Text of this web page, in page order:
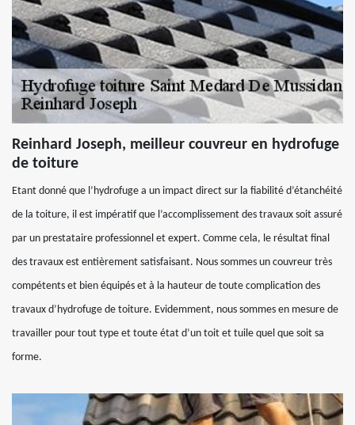
Reinhard Joseph, meilleur couvreur en hydrofuge
de toiture
Etant donné que l’hydrofuge a un impact direct sur la fiabilité d’étanchéité
de la toiture, il est impératif que l’accomplissement des travaux soit assuré
par un prestataire professionnel et expert. Comme cela, le résultat final
des travaux est entièrement satisfaisant. Nous sommes un couvreur très
compétents et bien équipés et à la hauteur de toute complication des
travaux d’hydrofuge de toiture. Evidemment, nous sommes en mesure de
travailler pour tout type et toute état d’un toit et tuile quel que soit sa
forme.